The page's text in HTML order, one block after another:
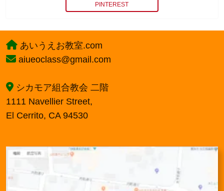
PINTEREST
あいうえお教室.com
aiueoclass@gmail.com
シカモア組合教会 二階
1111 Navellier Street,
El Cerrito, CA 94530